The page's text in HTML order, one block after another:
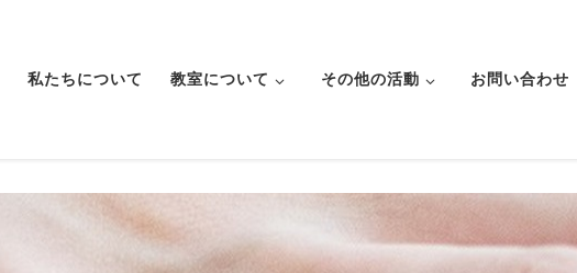
私たちについて 教室について その他の活動 お問い合わせ